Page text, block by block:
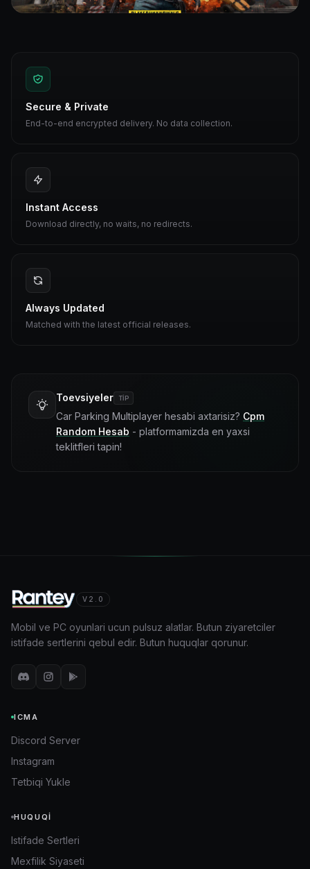
Secure & Private
End-to-end encrypted delivery. No data collection.
Instant Access
Download directly, no waits, no redirects.
Always Updated
Matched with the latest official releases.
Toevsiyeler TIP
Car Parking Multiplayer hesabi axtarisiz? Cpm
Random Hesab - platformamizda en yaxsi
teklitfleri tapin!
V2.0
Mobil ve PC oyunlari ucun pulsuz alatlar. Butun ziyaretciler
istifade sertlerini qebul edir. Butun huquqlar qorunur.
ICMA
Discord Server
Instagram
Tetbiqi Yukle
HUQUQI
Istifade Sertleri
Mexfilik Siyaseti